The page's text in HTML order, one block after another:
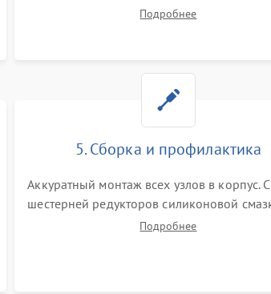
корпуса робота. Тщательная очистка
Подробнее
5. Сборка и профилактика
Аккуратный монтаж всех узлов в корпус.
шестерней редукторов силиконовой
для снижения шума. Установка новых
Подробнее